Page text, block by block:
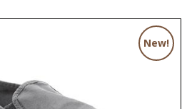
New!